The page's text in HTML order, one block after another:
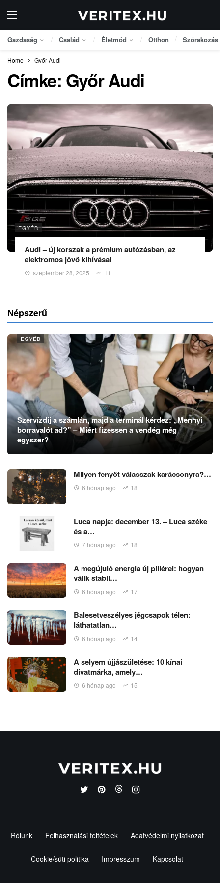
Gazdaság Család Életmód Otthon Szórakozás
Home Győr Audi
Címke: Győr Audi
EGYÉB
Audi – új korszak a prémium autózásban, az
elektromos jövő kihívásai
szeptember 28, 2025 11
Népszerű
EGYÉB
Szervízdíj a számlán, majd a terminál kérdez: „Mennyi
borravalót ad?” – Miért fizessen a vendég még
egyszer?
Milyen fenyőt válasszak karácsonyra?…
6 hónap ago 18
Luca napja: december 13. – Luca széke
és a…
7 hónap ago 18
A megújuló energia új pillérei: hogyan
válik stabil…
6 hónap ago 17
Balesetveszélyes jégcsapok télen:
láthatatlan…
6 hónap ago 14
A selyem újjászületése: 10 kínai
divatmárka, amely…
6 hónap ago 15
Rólunk Felhasználási feltételek Adatvédelmi nyilatkozat
Cookie/süti politika Impresszum Kapcsolat